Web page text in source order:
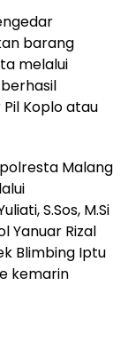
barang
melalui
Koplo atau
Malang
S.Sos, M.Si
Yanuar Rizal
Blimbing Iptu
kemarin